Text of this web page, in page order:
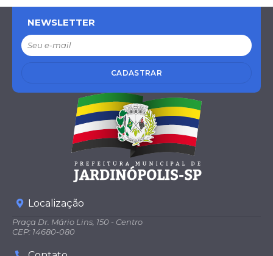
NEWSLETTER
CADASTRAR
Localização
Praça Dr. Mário Lins, 150 - Centro
CEP: 14680-080